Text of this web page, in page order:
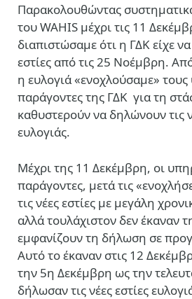
Παρακολουθώντας
του WAHIS μέχρι τις 11
διαπιστώσαμε ότι η ΓΔΚ είχε
εστίες από τις 25 Νοέμβρη.
η ευλογιά «ενοχλούσαμε»
παράγοντες της ΓΔΚ για τη
καθυστερούν να δηλώνουν τις
ευλογιάς.
Μέχρι της 11 Δεκέμβρη, οι
παράγοντες, μετά τις
τις νέες εστίες με μεγάλη
αλλά τουλάχιστον δεν έκαναν
εμφανίζουν τη δήλωση σε
Αυτό το έκαναν στις 12
την 5η Δεκέμβρη ως την
δήλωσαν τις νέες εστίες